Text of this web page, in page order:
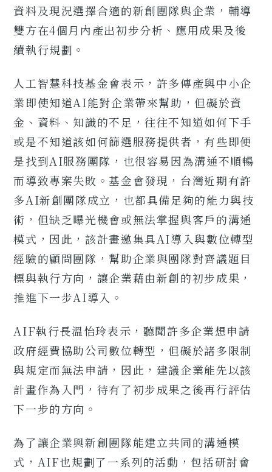
資料及現況選擇合適的新創團隊與企業，輔導
雙方在4個月內產出初步分析、應用成果及後
續執行規劃。
人工智慧科技基金會表示，許多傳產與中小企
業即使知道AI能對企業帶來幫助，但礙於資
金、資料、知識的不足，往往不知道如何下手
或是不知道該如何篩選服務提供者，有些即便
是找到AI服務團隊，也很容易因為溝通不順暢
而導致專案失敗。基金會發現，台灣近期有許
多AI新創團隊成立，也都具備足夠的能力與技
術，但缺乏曝光機會或無法掌握與客戶的溝通
模式，因此，該計畫邀集具AI導入與數位轉型
經驗的顧問團隊，幫助企業與團隊對齊議題目
標與執行方向，讓企業藉由新創的初步成果，
推進下一步AI導入。
AIF執行長溫怡玲表示，聽聞許多企業想申請
政府經費協助公司數位轉型，但礙於諸多限制
與規定而無法申請，因此，建議企業能先以該
計畫作為入門，待有了初步成果之後再行評估
下一步的方向。
為了讓企業與新創團隊能建立共同的溝通模
式，AIF也規劃了一系列的活動，包括研討會